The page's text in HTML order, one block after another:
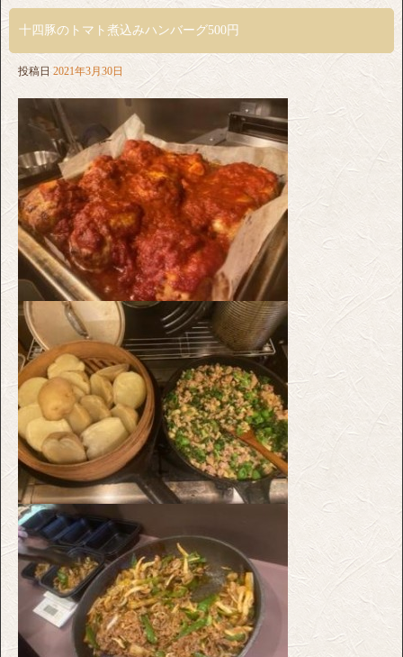
十四豚のトマト煮込みハンバーグ500円
投稿日 2021年3月30日